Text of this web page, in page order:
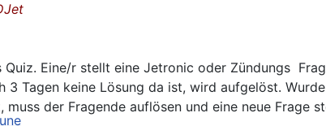
Eine/r stellt eine Jetronic oder Zündungs
3 Tagen keine Lösung da ist, wird aufgelöst.
der Fragende auflösen und eine neue Frage